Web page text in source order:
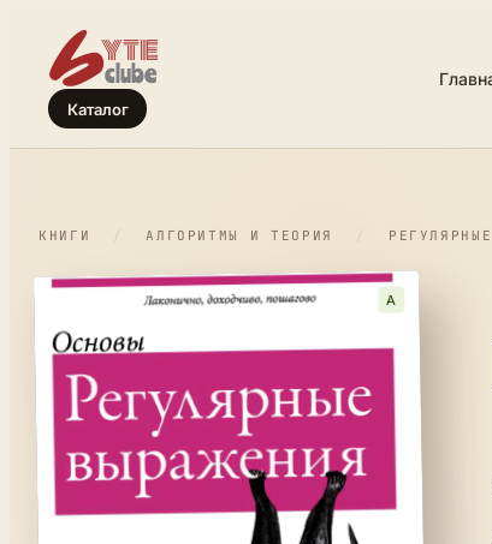
Каталог
КНИГИ / АЛГОРИТМЫ И ТЕОРИЯ /
A